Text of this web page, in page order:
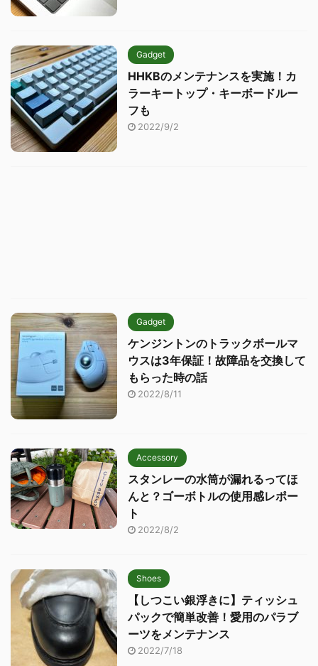
Gadget
HHKBのメンテナンスを実施！カ
ラーキートップ・キーボードルー
フも
2022/9/2
Gadget
ケンジントンのトラックボールマ
ウスは3年保証！故障品を交換して
もらった時の話
2022/8/11
Accessory
スタンレーの水筒が漏れるってほ
んと？ゴーボトルの使用感レポー
ト
2022/8/2
Shoes
【しつこい銀浮きに】ティッシュ
パックで簡単改善！愛用のパラブ
ーツをメンテナンス
2022/7/18